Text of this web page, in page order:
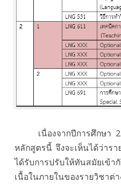
เนื่องจากปีการศึกษา
หลักสูตรนี้ จึงจะเห็นได้ว่ารา
ได้รับการปรับให้ทันสมัยเข้
เนื้อในภายในของรายวิ